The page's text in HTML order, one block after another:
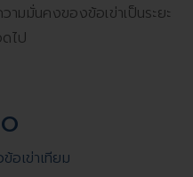
ามมั่นคงของข้อเข่าเป็นระยะ
ไป
อเข่าเทียม